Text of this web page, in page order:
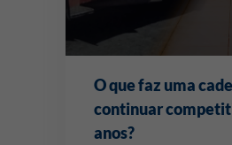
O que faz uma
continuar
anos?